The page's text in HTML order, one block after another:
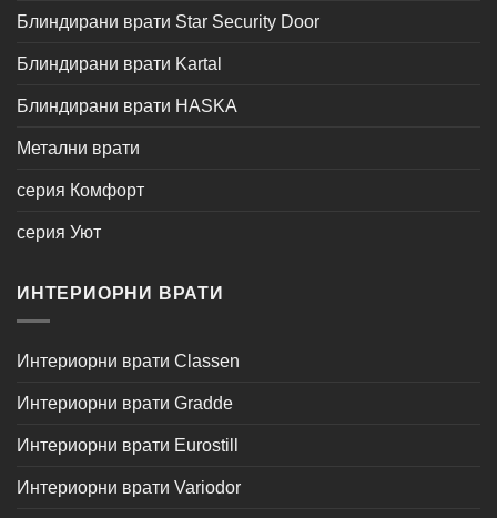
Блиндирани врати Star Security Door
Блиндирани врати Kartal
Блиндирани врати HASKA
Метални врати
серия Комфорт
серия Уют
ИНТЕРИОРНИ ВРАТИ
Интериорни врати Classen
Интериорни врати Gradde
Интериорни врати Eurostill
Интериорни врати Variodor